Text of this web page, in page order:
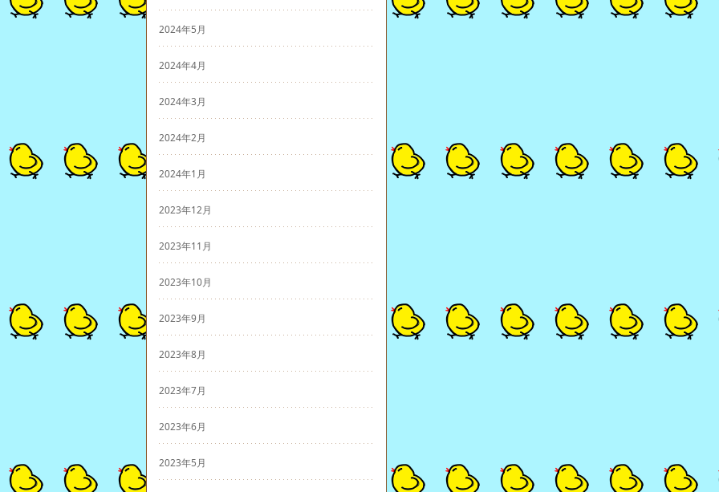
2024年5月
2024年4月
2024年3月
2024年2月
2024年1月
2023年12月
2023年11月
2023年10月
2023年9月
2023年8月
2023年7月
2023年6月
2023年5月